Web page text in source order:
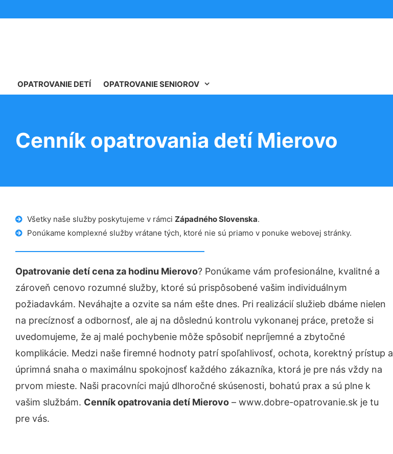
OPATROVANIE DETÍ OPATROVANIE SENIOROV
Cenník opatrovania detí Mierovo
Všetky naše služby poskytujeme v rámci Západného Slovenska.
Ponúkame komplexné služby vrátane tých, ktoré nie sú priamo v ponuke webovej stránky.
Opatrovanie detí cena za hodinu Mierovo? Ponúkame vám profesionálne, kvalitné a
zároveň cenovo rozumné služby, ktoré sú prispôsobené vašim individuálnym
požiadavkám. Neváhajte a ozvite sa nám ešte dnes. Pri realizácií služieb dbáme nielen
na precíznosť a odbornosť, ale aj na dôslednú kontrolu vykonanej práce, pretože si
uvedomujeme, že aj malé pochybenie môže spôsobiť nepríjemné a zbytočné
komplikácie. Medzi naše firemné hodnoty patrí spoľahlivosť, ochota, korektný prístup a
úprimná snaha o maximálnu spokojnosť každého zákazníka, ktorá je pre nás vždy na
prvom mieste. Naši pracovníci majú dlhoročné skúsenosti, bohatú prax a sú plne k
vašim službám. Cenník opatrovania detí Mierovo – www.dobre-opatrovanie.sk je tu
pre vás.